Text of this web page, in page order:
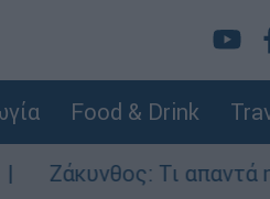
Food & Drink
Τι απαντά η ΕΛΑΣ